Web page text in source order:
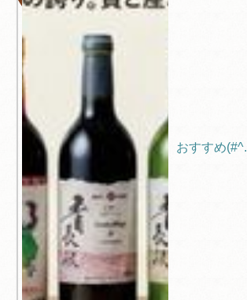
ブログ
おすすめ